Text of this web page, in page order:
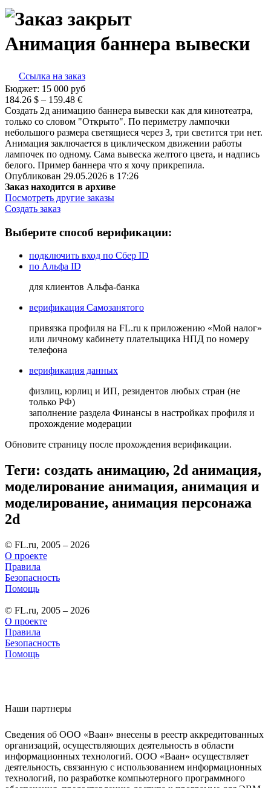
Анимация баннера вывески
Ссылка на заказ
Бюджет: 15 000 руб
184.26 $ – 159.48 €
Создать 2д анимацию баннера вывески как для кинотеатра,
только со словом "Открыто". По периметру лампочки
небольшого размера светящиеся через 3, три светится три нет.
Анимация заключается в циклическом движении работы
лампочек по одному. Сама вывеска желтого цвета, и надпись
белого. Пример баннера что я хочу прикрепила.
Опубликован 29.05.2026 в 17:26
Заказ находится в архиве
Посмотреть другие заказы
Создать заказ
Выберите способ верификации:
подключить вход по Сбер ID
по Альфа ID
для клиентов Альфа-банка
верификация Самозанятого
привязка профиля на FL.ru к приложению «Мой налог»
или личному кабинету плательщика НПД по номеру
телефона
верификация данных
физлиц, юрлиц и ИП, резидентов любых стран (не
только РФ)
заполнение раздела Финансы в настройках профиля и
прохождение модерации
Обновите страницу после прохождения верификации.
Теги: создать анимацию, 2d анимация,
моделирование анимация, анимация и
моделирование, анимация персонажа
2d
© FL.ru, 2005 – 2026
О проекте
Правила
Безопасность
Помощь
© FL.ru, 2005 – 2026
О проекте
Правила
Безопасность
Помощь
Наши партнеры
Сведения об ООО «Ваан» внесены в реестр аккредитованных
организаций, осуществляющих деятельность в области
информационных технологий. ООО «Ваан» осуществляет
деятельность, связанную с использованием информационных
технологий, по разработке компьютерного программного